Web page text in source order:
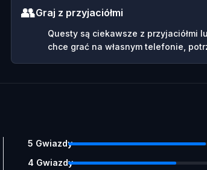
👥Graj z przyjaciółmi
Questy są ciekawsze z przyjaciółmi
chce grać na własnym telefonie,
5 Gwiazdy
4 Gwiazdy